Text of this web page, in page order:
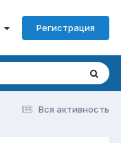
Регистрация
Вся активность